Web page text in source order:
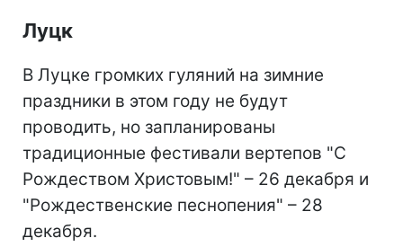
Луцк
В Луцке громких гуляний на зимние
праздники в этом году не будут
проводить, но запланированы
традиционные фестивали вертепов "С
Рождеством Христовым!" – 26 декабря и
"Рождественские песнопения" – 28
декабря.